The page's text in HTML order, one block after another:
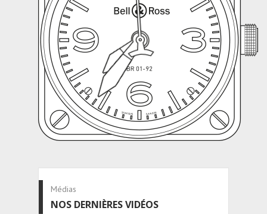
Médias
NOS DERNIÈRES VIDÉOS